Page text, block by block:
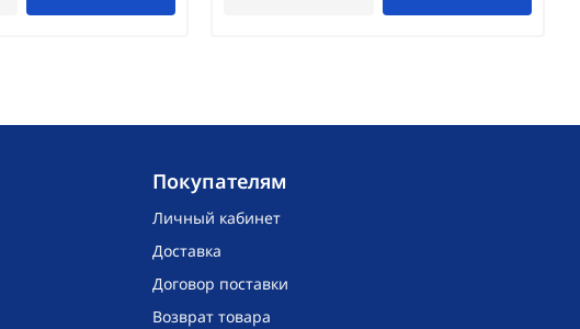
Покупателям
Личный кабинет
Доставка
Договор поставки
Возврат товара